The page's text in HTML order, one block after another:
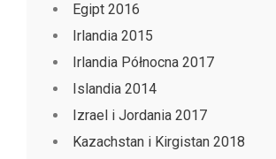
Egipt 2016
Irlandia 2015
Irlandia Północna 2017
Islandia 2014
Izrael i Jordania 2017
Kazachstan i Kirgistan 2018